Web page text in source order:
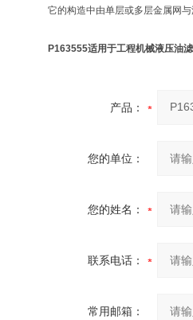
它的构造中由单层或多层金属网
P163555适用于工程机械液压油
产品：
您的单位：
您的姓名：
联系电话：
常用邮箱：